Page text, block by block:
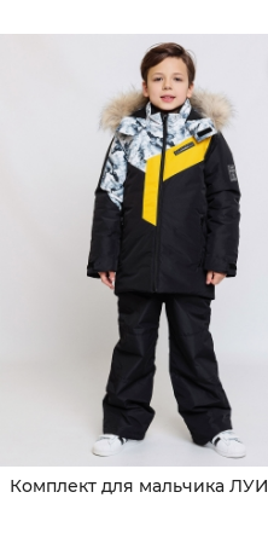
Комплект для мальчика ЛУИ